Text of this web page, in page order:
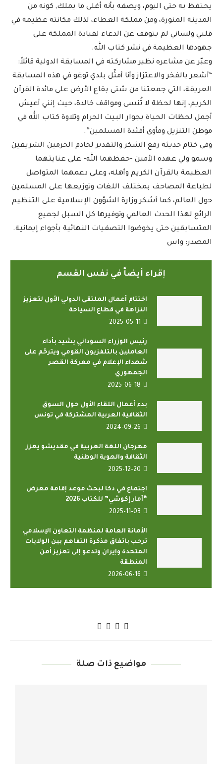
يحتفظ به حتى اليوم، ويصفه بأنه أغلى ما يملك, كونه من
المدينة المنورة، ومن مملكة العطاء، لذلك مكانته عظيمة في
قلبي ولساني لم يتوقف عن الدعاء لقيادة المملكة على
جهودها العظيمة في نشر كتاب الله.
وعبّر عن مشاعره نظير مشاركته في المسابقة الدولية قائلاً:
“أشعر بالفخر والاعتزاز وأنا أمثّل بلدي توغو في هذه المسابقة
العريقة، التي جمعتنا من شتى بقاع الأرض على مائدة القرآن
الكريم، إنها لحظة لا تُنسى ومواقف خالدة، حيث إنني أعيش
أجمل لحظات الحياة بجوار البيت الحرام وتلاوة كتاب الله في
موطن التنزيل ومأوى أفئدة المسلمين”.
وفي ختام حديثه رفع الشكر والتقدير لخادم الحرمين الشريفين
وسمو ولي عهده الأمين -حفظهما الله- على عنايتهما
العظيمة بالقرآن الكريم وأهله، وعلى دعمهما المتواصل
لطباعة المصاحف بمختلف اللغات وتوزيعها على المسلمين
حول العالم، كما أشكر وزارة الشؤون الإسلامية على التنظيم
الرائع لهذا الحدث العالمي وتوفيرها كل السبل لجميع
المتسابقين حتى يخوضوا التصفيات النهائية بأجواء إيمانية.
المصدر: واس
إقراء أيضاً في نفس القسم
اختتام أعمال الملتقى الدولي الأول لتعزيز
النزاهة في قطاع السياحة
2025-05-11
رئيس الوزراء السوداني يشيد بأداء
العاملين بالتلفزيون القومي ويترحّم على
شهداء الإعلام في معركة القصر
الجمهوري
2025-06-18
بدء أعمال اللقاء الأول حول السوق
الثقافية العربية المشتركة في تونس
2024-09-26
مهرجان اللغة العربية في مقديشو يعزز
الثقافة والهوية الوطنية
2025-12-20
اجتماع في دكا لبحث موعد إقامة معرض
“أمار إكوشي” للكتاب 2026
2025-11-03
الأمانة العامة لمنظمة التعاون الإسلامي
ترحب باتفاق مذكرة التفاهم بين الولايات
المتحدة وإيران وتدعو إلى تعزيز أمن
المنطقة
2026-06-16
مواضيع ذات صلة